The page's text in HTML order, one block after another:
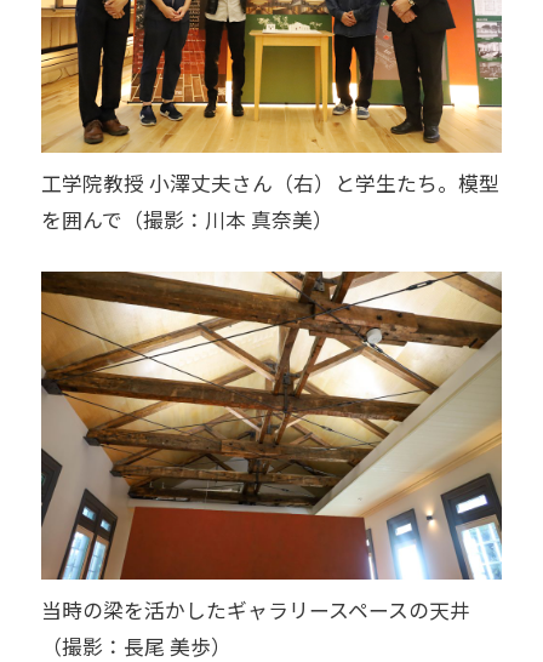
工学院教授 小澤丈夫さん（右）と学生たち。模型
を囲んで（撮影：川本 真奈美）
当時の梁を活かしたギャラリースペースの天井
（撮影：長尾 美歩）